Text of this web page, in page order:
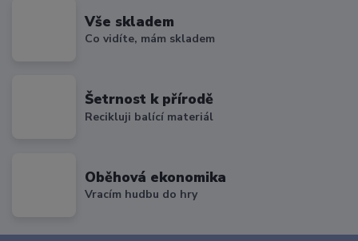
Vše skladem
Co vidíte, mám skladem
Šetrnost k přírodě
Recikluji balící materiál
Oběhová ekonomika
Vracím hudbu do hry